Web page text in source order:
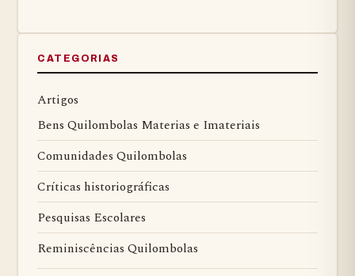
CATEGORIAS
Artigos
Bens Quilombolas Materias e Imateriais
Comunidades Quilombolas
Críticas historiográficas
Pesquisas Escolares
Reminiscências Quilombolas